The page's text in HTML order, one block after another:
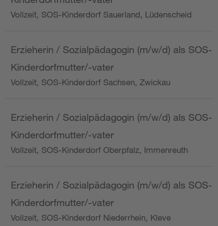
Vollzeit, SOS-Kinderdorf Sauerland, Lüdenscheid
Erzieherin / Sozialpädagogin (m/w/d) als SOS-
Kinderdorfmutter/-vater
Vollzeit, SOS-Kinderdorf Sachsen, Zwickau
Erzieherin / Sozialpädagogin (m/w/d) als SOS-
Kinderdorfmutter/-vater
Vollzeit, SOS-Kinderdorf Oberpfalz, Immenreuth
Erzieherin / Sozialpädagogin (m/w/d) als SOS-
Kinderdorfmutter/-vater
Vollzeit, SOS-Kinderdorf Niederrhein, Kleve